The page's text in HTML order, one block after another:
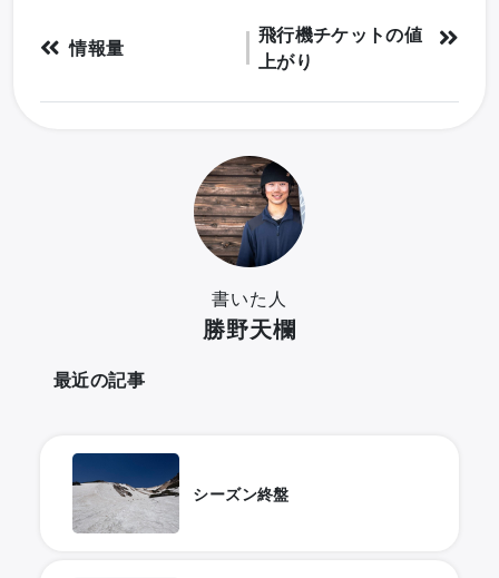
情報量
飛行機チケットの値
上がり
書いた人
勝野天欄
最近の記事
シーズン終盤